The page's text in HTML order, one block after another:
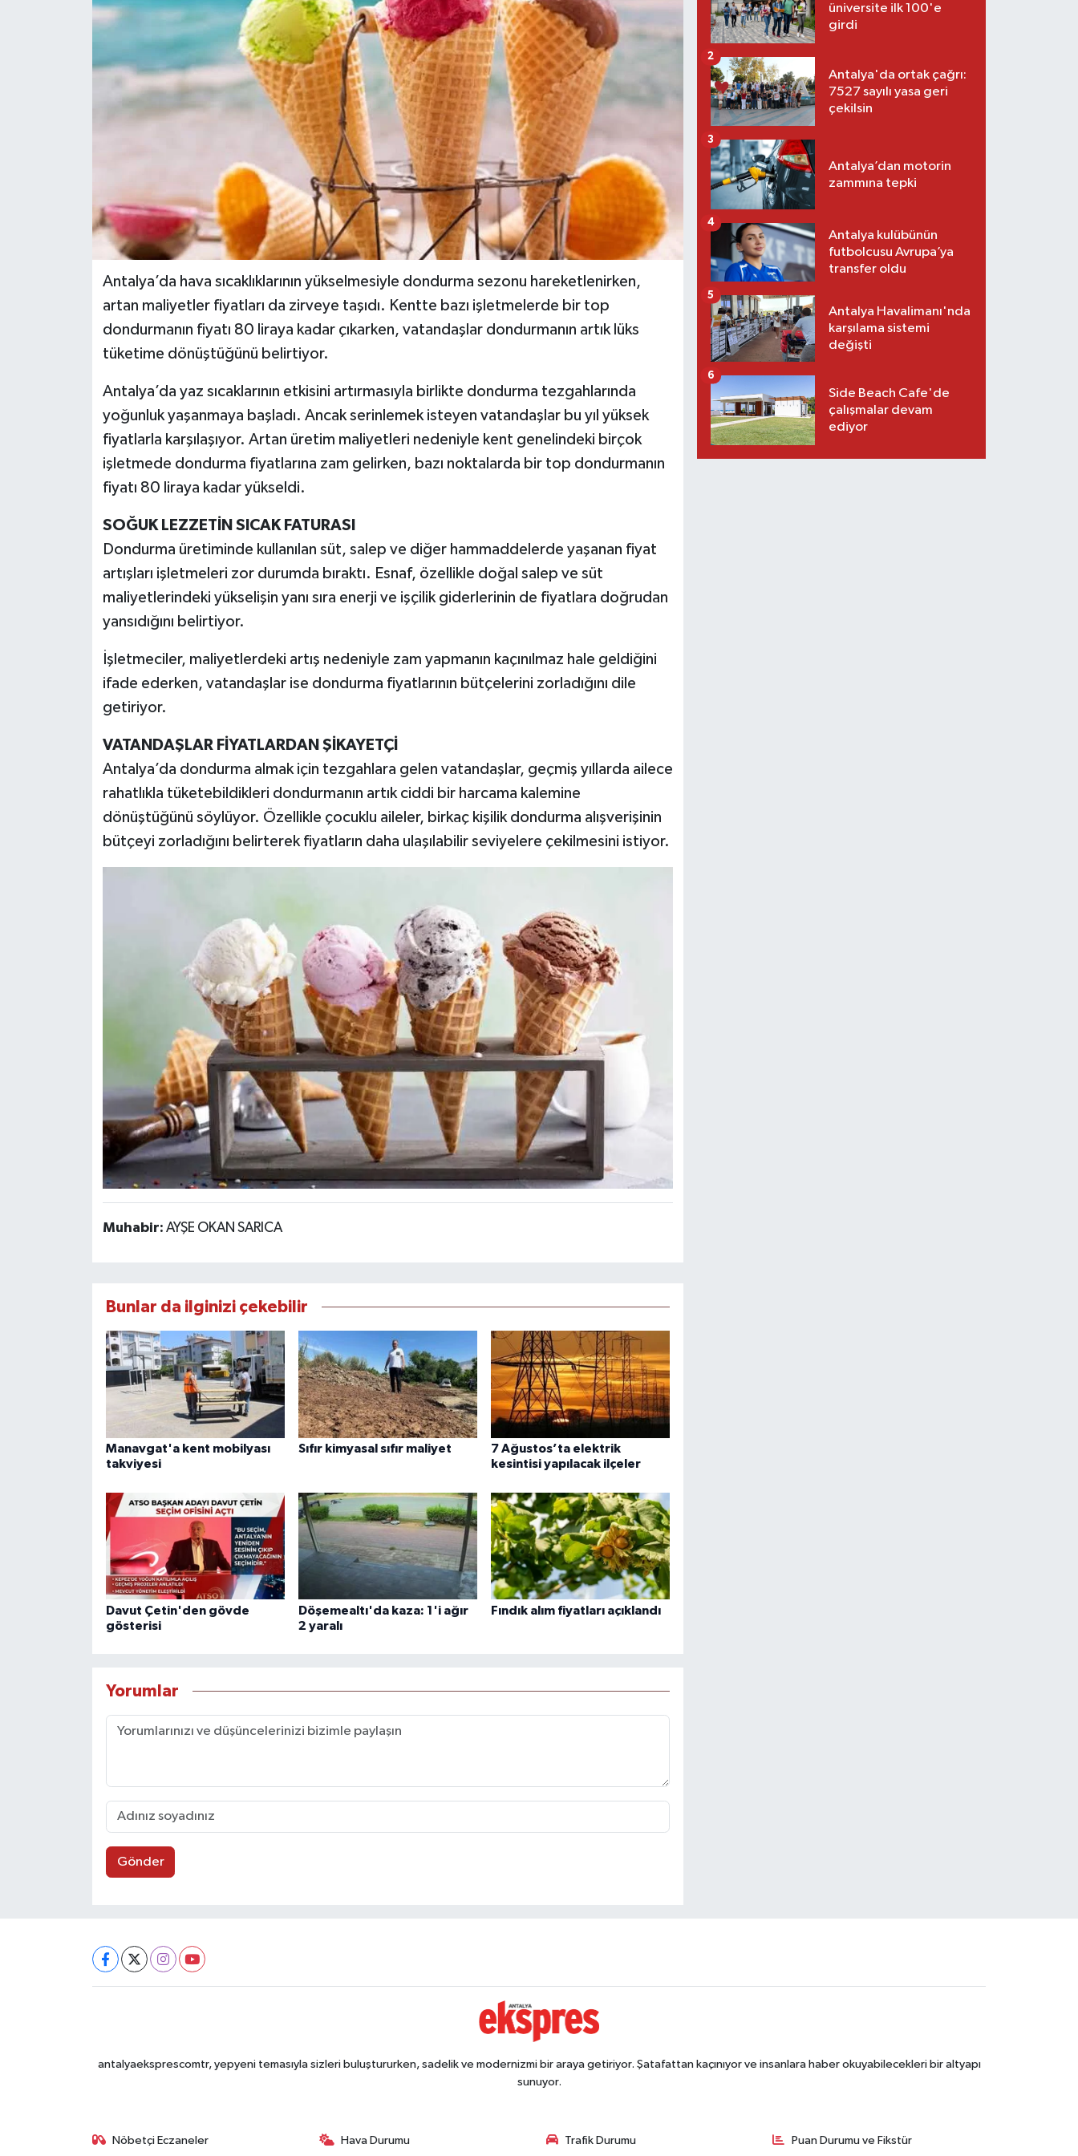
Antalya’da hava sıcaklıklarının yükselmesiyle dondurma sezonu hareketlenirken,
artan maliyetler fiyatları da zirveye taşıdı. Kentte bazı işletmelerde bir top
dondurmanın fiyatı 80 liraya kadar çıkarken, vatandaşlar dondurmanın artık lüks
tüketime dönüştüğünü belirtiyor.
Antalya’da yaz sıcaklarının etkisini artırmasıyla birlikte dondurma tezgahlarında
yoğunluk yaşanmaya başladı. Ancak serinlemek isteyen vatandaşlar bu yıl yüksek
fiyatlarla karşılaşıyor. Artan üretim maliyetleri nedeniyle kent genelindeki birçok
işletmede dondurma fiyatlarına zam gelirken, bazı noktalarda bir top dondurmanın
fiyatı 80 liraya kadar yükseldi.
SOĞUK LEZZETİN SICAK FATURASI
Dondurma üretiminde kullanılan süt, salep ve diğer hammaddelerde yaşanan fiyat
artışları işletmeleri zor durumda bıraktı. Esnaf, özellikle doğal salep ve süt
maliyetlerindeki yükselişin yanı sıra enerji ve işçilik giderlerinin de fiyatlara doğrudan
yansıdığını belirtiyor.
İşletmeciler, maliyetlerdeki artış nedeniyle zam yapmanın kaçınılmaz hale geldiğini
ifade ederken, vatandaşlar ise dondurma fiyatlarının bütçelerini zorladığını dile
getiriyor.
VATANDAŞLAR FİYATLARDAN ŞİKAYETÇİ
Antalya’da dondurma almak için tezgahlara gelen vatandaşlar, geçmiş yıllarda ailece
rahatlıkla tüketebildikleri dondurmanın artık ciddi bir harcama kalemine
dönüştüğünü söylüyor. Özellikle çocuklu aileler, birkaç kişilik dondurma alışverişinin
bütçeyi zorladığını belirterek fiyatların daha ulaşılabilir seviyelere çekilmesini istiyor.
Muhabir: AYŞE OKAN SARICA
Bunlar da ilginizi çekebilir
Manavgat'a kent mobilyası
takviyesi
Sıfır kimyasal sıfır maliyet
7 Ağustos’ta elektrik
kesintisi yapılacak ilçeler
Davut Çetin'den gövde
gösterisi
Döşemealtı'da kaza: 1'i ağır
2 yaralı
Fındık alım fiyatları açıklandı
Yorumlar
Gönder
üniversite ilk 100'e
girdi
Antalya'da ortak çağrı:
7527 sayılı yasa geri
çekilsin
2
Antalya’dan motorin
zammına tepki
3
Antalya kulübünün
futbolcusu Avrupa’ya
transfer oldu
4
Antalya Havalimanı'nda
karşılama sistemi
değişti
5
Side Beach Cafe'de
çalışmalar devam
ediyor
6
antalyaeksprescomtr, yepyeni temasıyla sizleri buluştururken, sadelik ve modernizmi bir araya getiriyor. Şatafattan kaçınıyor ve insanlara haber okuyabilecekleri bir altyapı
sunuyor.
Nöbetçi Eczaneler Hava Durumu Trafik Durumu Puan Durumu ve Fikstür
EĞİTİM
YAZARLAR
RESMİ İLAN
MAGAZİN